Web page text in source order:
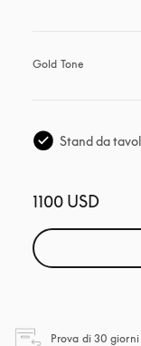
Gold Tone
Stand da
1100 USD
Prova di 30 giorni